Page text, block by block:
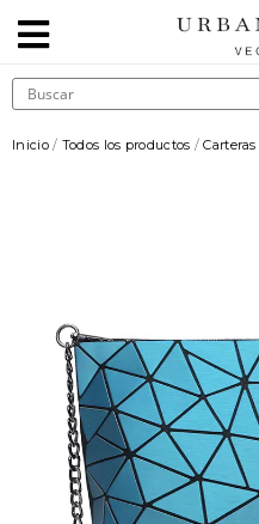
Inicio/ Todos los productos /Carteras